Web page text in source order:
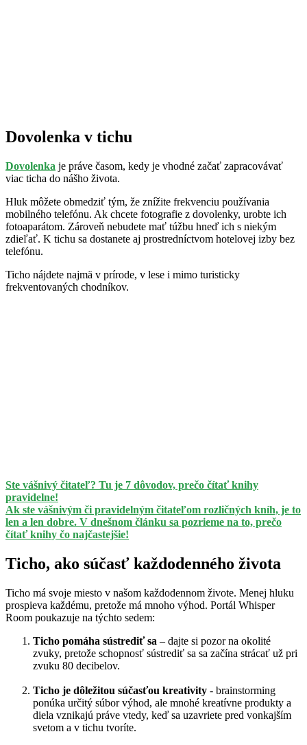
Dovolenka v tichu
Dovolenka je práve časom, kedy je vhodné začať zapracovávať
viac ticha do nášho života.
Hluk môžete obmedziť tým, že znížite frekvenciu používania
mobilného telefónu. Ak chcete fotografie z dovolenky, urobte ich
fotoaparátom. Zároveň nebudete mať túžbu hneď ich s niekým
zdieľať. K tichu sa dostanete aj prostredníctvom hotelovej izby bez
telefónu.
Ticho nájdete najmä v prírode, v lese i mimo turisticky
frekventovaných chodníkov.
Ste vášnivý čitateľ? Tu je 7 dôvodov, prečo čítať knihy
pravidelne!
Ak ste vášnivým či pravidelným čitateľom rozličných kníh, je to
len a len dobre. V dnešnom článku sa pozrieme na to, prečo
čítať knihy čo najčastejšie!
Ticho, ako súčasť každodenného života
Ticho má svoje miesto v našom každodennom živote. Menej hluku
prospieva každému, pretože má mnoho výhod. Portál Whisper
Room poukazuje na týchto sedem:
Ticho pomáha sústrediť sa – dajte si pozor na okolité
zvuky, pretože schopnosť sústrediť sa sa začína strácať už pri
zvuku 80 decibelov.
Ticho je dôležitou súčasťou kreativity - brainstorming
ponúka určitý súbor výhod, ale mnohé kreatívne produkty a
diela vznikajú práve vtedy, keď sa uzavriete pred vonkajším
svetom a v tichu tvoríte.